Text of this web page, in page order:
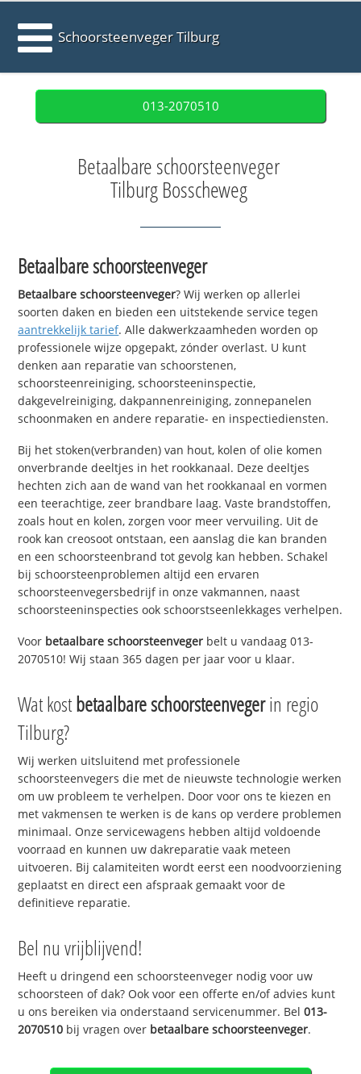
Schoorsteenveger Tilburg
013-2070510
Betaalbare schoorsteenveger
Tilburg Bosscheweg
Betaalbare schoorsteenveger
Betaalbare schoorsteenveger? Wij werken op allerlei
soorten daken en bieden een uitstekende service tegen
aantrekkelijk tarief. Alle dakwerkzaamheden worden op
professionele wijze opgepakt, zónder overlast. U kunt
denken aan reparatie van schoorstenen,
schoorsteenreiniging, schoorsteeninspectie,
dakgevelreiniging, dakpannenreiniging, zonnepanelen
schoonmaken en andere reparatie- en inspectiediensten.
Bij het stoken(verbranden) van hout, kolen of olie komen
onverbrande deeltjes in het rookkanaal. Deze deeltjes
hechten zich aan de wand van het rookkanaal en vormen
een teerachtige, zeer brandbare laag. Vaste brandstoffen,
zoals hout en kolen, zorgen voor meer vervuiling. Uit de
rook kan creosoot ontstaan, een aanslag die kan branden
en een schoorsteenbrand tot gevolg kan hebben. Schakel
bij schoorsteenproblemen altijd een ervaren
schoorsteenvegersbedrijf in onze vakmannen, naast
schoorsteeninspecties ook schoorstseenlekkages verhelpen.
Voor betaalbare schoorsteenveger belt u vandaag 013-
2070510! Wij staan 365 dagen per jaar voor u klaar.
Wat kostbetaalbare schoorsteenvegerin regio
Tilburg?
Wij werken uitsluitend met professionele
schoorsteenvegers die met de nieuwste technologie werken
om uw probleem te verhelpen. Door voor ons te kiezen en
met vakmensen te werken is de kans op verdere problemen
minimaal. Onze servicewagens hebben altijd voldoende
voorraad en kunnen uw dakreparatie vaak meteen
uitvoeren. Bij calamiteiten wordt eerst een noodvoorziening
geplaatst en direct een afspraak gemaakt voor de
definitieve reparatie.
Bel nu vrijblijvend!
Heeft u dringend een schoorsteenveger nodig voor uw
schoorsteen of dak? Ook voor een offerte en/of advies kunt
u ons bereiken via onderstaand servicenummer. Bel013-
2070510 bij vragen over betaalbare schoorsteenveger.